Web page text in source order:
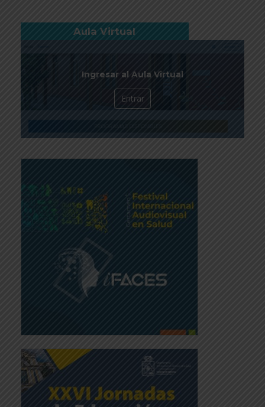
Aula Virtual
Ingresar al Aula Virtual
Entrar